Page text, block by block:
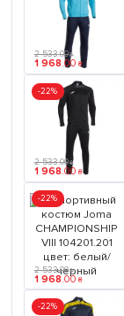
2 533.00 ₴
1 968.00 ₴
-22%
2 533.00 ₴
1 968.00 ₴
-22%
2 533.00 ₴
1 968.00 ₴
-22%